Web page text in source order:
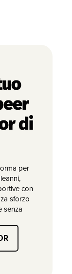
di
per
con
sforzo
senza